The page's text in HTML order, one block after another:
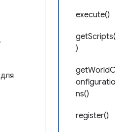
execute()
getScripts(
)
getWorldC
onfiguratio
ns()
register()